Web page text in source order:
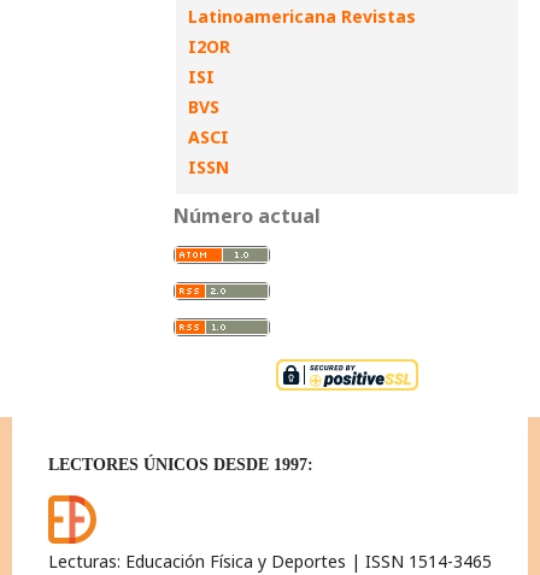
Latinoamericana Revistas
I2OR
ISI
BVS
ASCI
ISSN
Número actual
LECTORES ÚNICOS DESDE 1997:
Lecturas: Educación Física y Deportes | ISSN 1514-3465